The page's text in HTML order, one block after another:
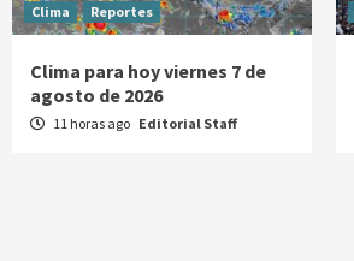
Clima Reportes
Clima para hoy viernes 7 de
agosto de 2026
11 horas ago Editorial Staff